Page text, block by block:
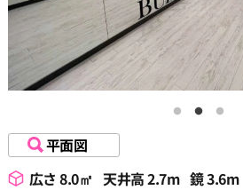
平面図
広さ 8.0㎡ 天井高 2.7m 鏡 3.6m